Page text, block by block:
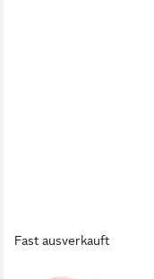
Fast ausverkauft
SEEZSSA